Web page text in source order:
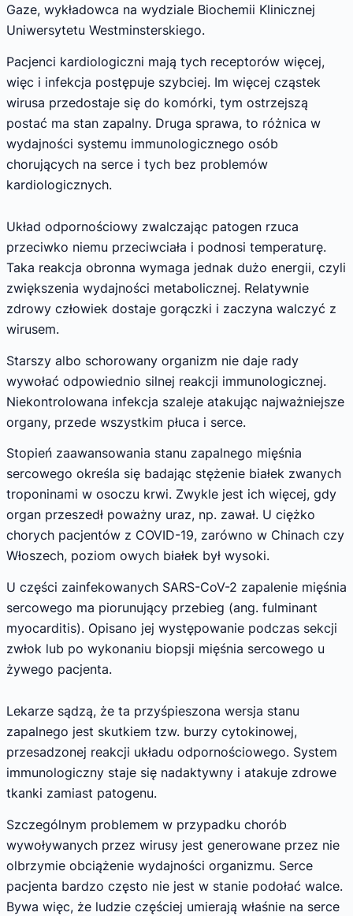
Gaze, wykładowca na wydziale Biochemii Klinicznej
Uniwersytetu Westminsterskiego.
Pacjenci kardiologiczni mają tych receptorów więcej,
więc i infekcja postępuje szybciej. Im więcej cząstek
wirusa przedostaje się do komórki, tym ostrzejszą
postać ma stan zapalny. Druga sprawa, to różnica w
wydajności systemu immunologicznego osób
chorujących na serce i tych bez problemów
kardiologicznych.
Układ odpornościowy zwalczając patogen rzuca
przeciwko niemu przeciwciała i podnosi temperaturę.
Taka reakcja obronna wymaga jednak dużo energii, czyli
zwiększenia wydajności metabolicznej. Relatywnie
zdrowy człowiek dostaje gorączki i zaczyna walczyć z
wirusem.
Starszy albo schorowany organizm nie daje rady
wywołać odpowiednio silnej reakcji immunologicznej.
Niekontrolowana infekcja szaleje atakując najważniejsze
organy, przede wszystkim płuca i serce.
Stopień zaawansowania stanu zapalnego mięśnia
sercowego określa się badając stężenie białek zwanych
troponinami w osoczu krwi. Zwykle jest ich więcej, gdy
organ przeszedł poważny uraz, np. zawał. U ciężko
chorych pacjentów z COVID-19, zarówno w Chinach czy
Włoszech, poziom owych białek był wysoki.
U części zainfekowanych SARS-CoV-2 zapalenie mięśnia
sercowego ma piorunujący przebieg (ang. fulminant
myocarditis). Opisano jej występowanie podczas sekcji
zwłok lub po wykonaniu biopsji mięśnia sercowego u
żywego pacjenta.
Lekarze sądzą, że ta przyśpieszona wersja stanu
zapalnego jest skutkiem tzw. burzy cytokinowej,
przesadzonej reakcji układu odpornościowego. System
immunologiczny staje się nadaktywny i atakuje zdrowe
tkanki zamiast patogenu.
Szczególnym problemem w przypadku chorób
wywoływanych przez wirusy jest generowane przez nie
olbrzymie obciążenie wydajności organizmu. Serce
pacjenta bardzo często nie jest w stanie podołać walce.
Bywa więc, że ludzie częściej umierają właśnie na serce